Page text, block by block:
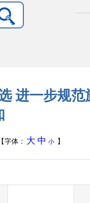
进一步规
字体： 大 中 小 】